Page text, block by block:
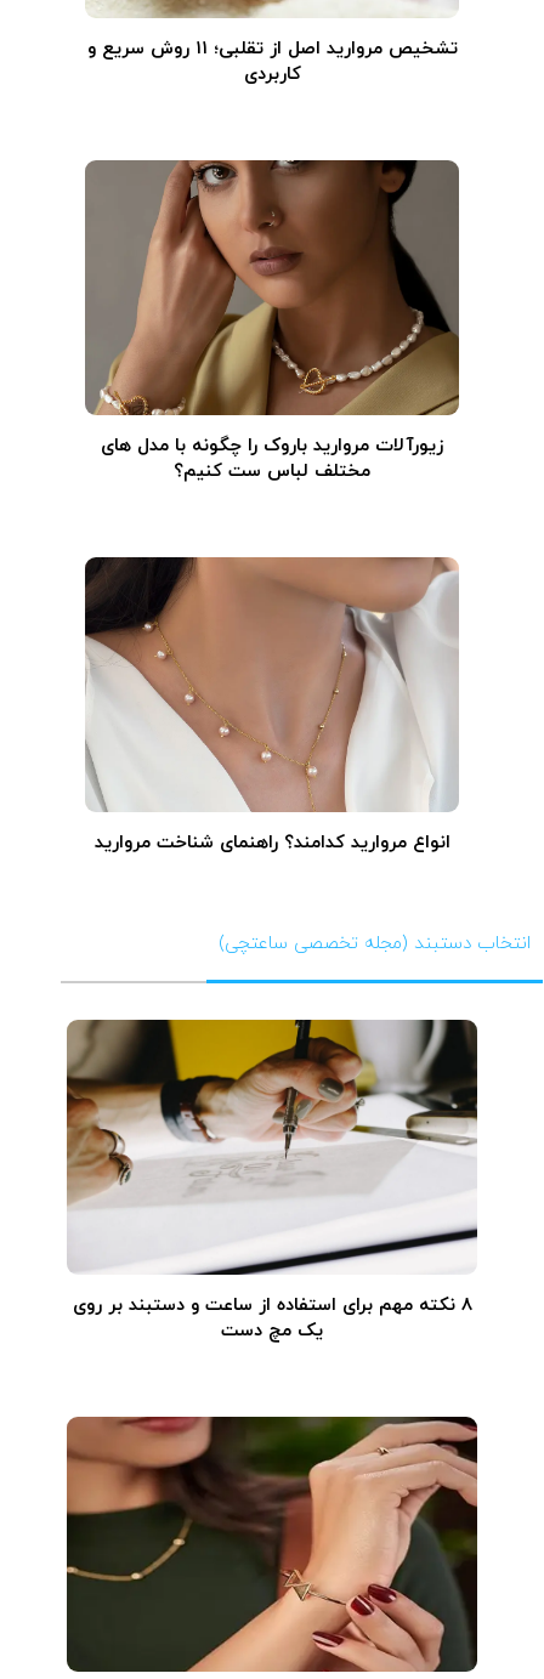
تشخیص مروارید اصل از تقلبی؛ ۱۱ روش سریع و
کاربردی
زیورآلات مروارید باروک را چگونه با مدل های
مختلف لباس ست کنیم؟
انواع مروارید کدامند؟ راهنمای شناخت مروارید
انتخاب دستبند (مجله تخصصی ساعتچی)
۸ نکته مهم برای استفاده از ساعت و دستبند بر روی
یک مچ دست